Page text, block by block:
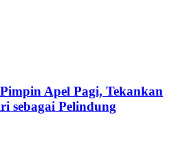
Apel Pagi, Tekankan
sebagai Pelindung